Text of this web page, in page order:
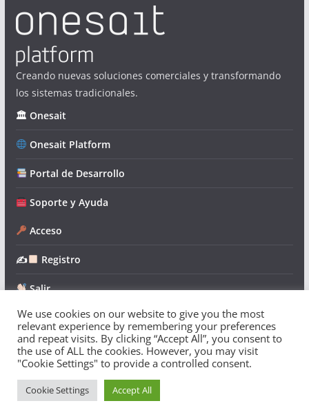
Creando nuevas soluciones comerciales y transformando
los sistemas tradicionales.
🏛 Onesait
Onesait Platform
Portal de Desarrollo
Soporte y Ayuda
Acceso
✍ Registro
Salir
Copyright © 2026Onesait Platform Community. Todos los
derechos reservados.
Tema:ColorMagpor ThemeGrill. Funciona con
We use cookies on our website to give you the most
relevant experience by remembering your preferences
and repeat visits. By clicking “Accept All”, you consent to
the use of ALL the cookies. However, you may visit
"Cookie Settings" to provide a controlled consent.
Cookie Settings Accept All